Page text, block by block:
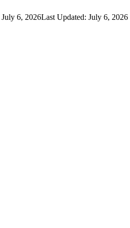
July 6, 2026Last Updated: July 6, 2026